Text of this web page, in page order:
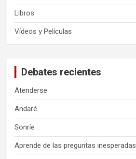
Libros
Vídeos y Películas
Debates recientes
Atenderse
Andaré
Sonríe
Aprende de las preguntas inesperadas